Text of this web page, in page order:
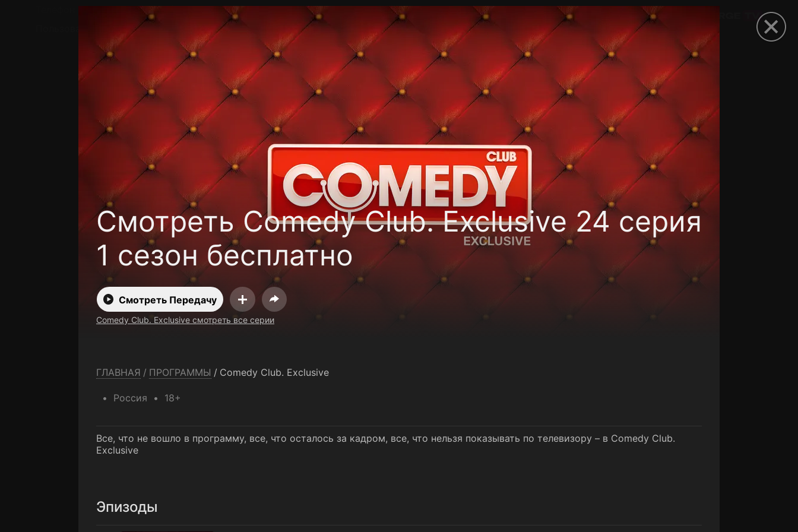
Смотреть Comedy Club. Exclusive 24 серия
1 сезон бесплатно
Смотреть Передачу
Comedy Club. Exclusive смотреть все серии
ГЛАВНАЯ / ПРОГРАММЫ / Comedy Club. Exclusive
Россия 18+
Все, что не вошло в программу, все, что осталось за кадром, все, что нельзя показывать по телевизору – в Comedy Club.
Exclusive
Эпизоды
Телефон поддержки:+7 (727) 323 10 92
Пользовательское соглашение
Политика конфиденциальности Открыть приложение Ввести промокод